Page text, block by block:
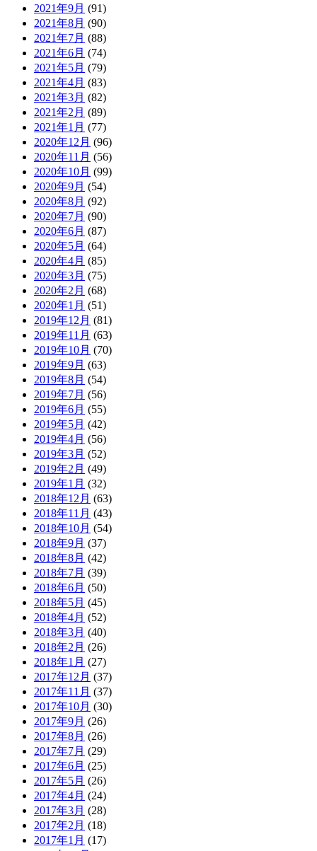
2021年9月 (91)
2021年8月 (90)
2021年7月 (88)
2021年6月 (74)
2021年5月 (79)
2021年4月 (83)
2021年3月 (82)
2021年2月 (89)
2021年1月 (77)
2020年12月 (96)
2020年11月 (56)
2020年10月 (99)
2020年9月 (54)
2020年8月 (92)
2020年7月 (90)
2020年6月 (87)
2020年5月 (64)
2020年4月 (85)
2020年3月 (75)
2020年2月 (68)
2020年1月 (51)
2019年12月 (81)
2019年11月 (63)
2019年10月 (70)
2019年9月 (63)
2019年8月 (54)
2019年7月 (56)
2019年6月 (55)
2019年5月 (42)
2019年4月 (56)
2019年3月 (52)
2019年2月 (49)
2019年1月 (32)
2018年12月 (63)
2018年11月 (43)
2018年10月 (54)
2018年9月 (37)
2018年8月 (42)
2018年7月 (39)
2018年6月 (50)
2018年5月 (45)
2018年4月 (52)
2018年3月 (40)
2018年2月 (26)
2018年1月 (27)
2017年12月 (37)
2017年11月 (37)
2017年10月 (30)
2017年9月 (26)
2017年8月 (26)
2017年7月 (29)
2017年6月 (25)
2017年5月 (26)
2017年4月 (24)
2017年3月 (28)
2017年2月 (18)
2017年1月 (17)